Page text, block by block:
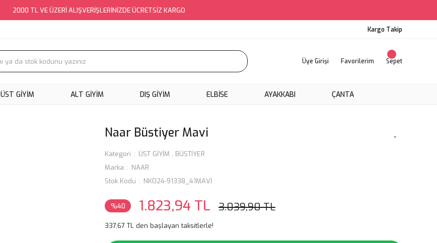
2000 TL VE ÜZERİ ALIŞVERİŞLERİNİZDE ÜCRETSİZ KARGO
Kargo Takip
Üye Girişi Favorilerim Sepet
ÜST GİYİM ALT GİYİM DIŞ GİYİM ELBİSE AYAKKABI ÇANTA
Naar Büstiyer Mavi
Kategori ÜST GİYİM , BÜSTİYER
Marka
NAAR
Stok Kodu
NK024-91338_41MAVİ
%40 1.823,94 TL 3.039,90 TL
337,67 TL den başlayan taksitlerle!